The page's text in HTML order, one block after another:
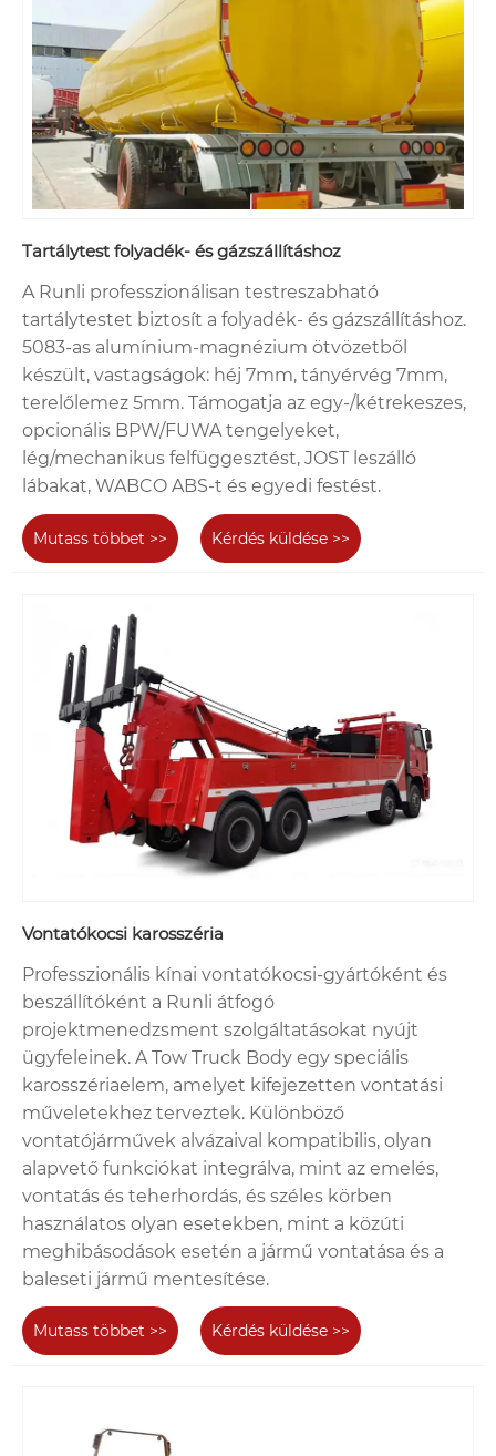
Tartálytest folyadék- és gázszállításhoz
A Runli professzionálisan testreszabható
tartálytestet biztosít a folyadék- és gázszállításhoz.
5083-as alumínium-magnézium ötvözetből
készült, vastagságok: héj 7mm, tányérvég 7mm,
terelőlemez 5mm. Támogatja az egy-/kétrekeszes,
opcionális BPW/FUWA tengelyeket,
lég/mechanikus felfüggesztést, JOST leszálló
lábakat, WABCO ABS-t és egyedi festést.
Mutass többet >> Kérdés küldése >>
Vontatókocsi karosszéria
Professzionális kínai vontatókocsi-gyártóként és
beszállítóként a Runli átfogó
projektmenedzsment szolgáltatásokat nyújt
ügyfeleinek. A Tow Truck Body egy speciális
karosszériaelem, amelyet kifejezetten vontatási
műveletekhez terveztek. Különböző
vontatójárművek alvázaival kompatibilis, olyan
alapvető funkciókat integrálva, mint az emelés,
vontatás és teherhordás, és széles körben
használatos olyan esetekben, mint a közúti
meghibásodások esetén a jármű vontatása és a
baleseti jármű mentesítése.
Mutass többet >> Kérdés küldése >>